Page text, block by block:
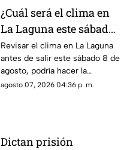
¿Cuál será el clima en
La Laguna este sábado
8 de agosto 2026?
Revisar el clima en La Laguna
antes de salir este sábado 8 de
agosto, podría hacer la
diferencia entre un día
agosto 07, 2026 04:36 p. m.
Dictan prisión